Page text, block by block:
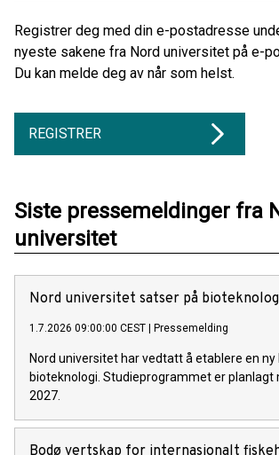
Registrer deg med din e-postadresse
nyeste sakene fra Nord universitet på e-
Du kan melde deg av når som helst.
REGISTRER
Siste pressemeldinger fra
universitet
Nord universitet satser på
1.7.2026 09:00:00 CEST Pressemelding
Nord universitet har vedtatt å etablere en ny
bioteknologi. Studieprogrammet er planlagt
2027.